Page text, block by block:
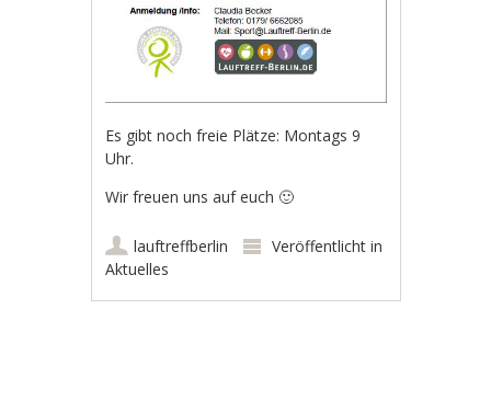
Es gibt noch freie Plätze: Montags 9
Uhr.
Wir freuen uns auf euch 🙂
lauftreffberlin
Veröffentlicht in
Aktuelles